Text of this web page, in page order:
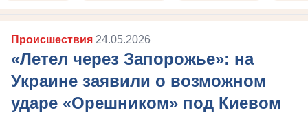
Происшествия 24.05.2026
«Летел через Запорожье»: на
Украине заявили о возможном
ударе «Орешником» под Киевом